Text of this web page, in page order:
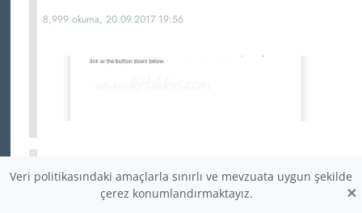
8,999 okuma, 20.09.2017 19:56
Linux Sunucu, PHP ve Firebird Kurulumu
Ücretsiz, sınırsız, bir çok platformu destekleyen, MySql ve
Veri politikasındaki amaçlarla sınırlı ve mevzuata uygun şekilde
çerez konumlandırmaktayız.
×